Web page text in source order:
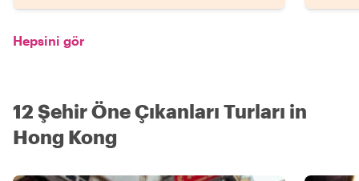
Hepsini gör
12 Şehir Öne Çıkanları Turları in
Hong Kong